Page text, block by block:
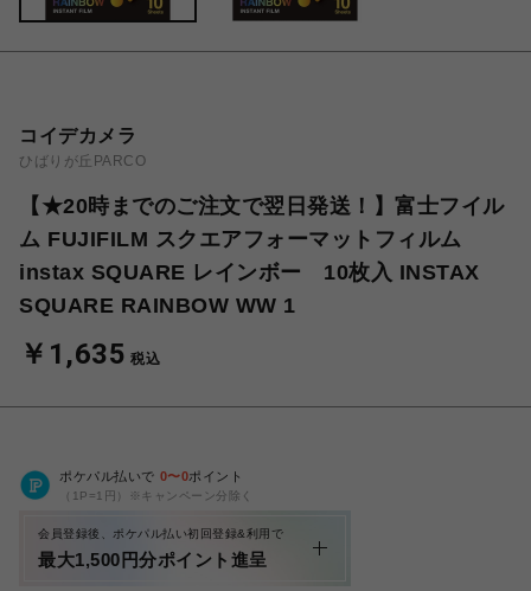
コイデカメラ
ひばりが丘PARCO
【★20時までのご注文で翌日発送！】富士フイル
ム FUJIFILM スクエアフォーマットフィルム
instax SQUARE レインボー 10枚入 INSTAX
SQUARE RAINBOW WW 1
￥1,635 税込
ポケパル払いで 0〜0ポイント
（1P=1円）※キャンペーン分除く
会員登録後、ポケパル払い初回登録&利用で
最大1,500円分ポイント進呈